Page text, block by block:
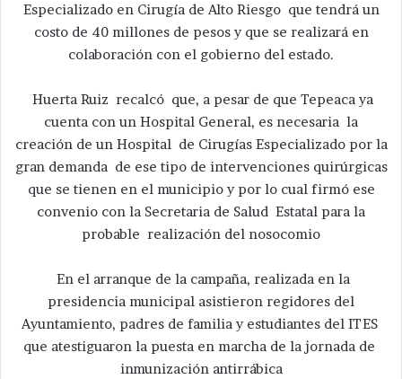
Especializado en Cirugía de Alto Riesgo que tendrá un
costo de 40 millones de pesos y que se realizará en
colaboración con el gobierno del estado.
Huerta Ruiz recalcó que, a pesar de que Tepeaca ya
cuenta con un Hospital General, es necesaria la
creación de un Hospital de Cirugías Especializado por la
gran demanda de ese tipo de intervenciones quirúrgicas
que se tienen en el municipio y por lo cual firmó ese
convenio con la Secretaria de Salud Estatal para la
probable realización del nosocomio
En el arranque de la campaña, realizada en la
presidencia municipal asistieron regidores del
Ayuntamiento, padres de familia y estudiantes del ITES
que atestiguaron la puesta en marcha de la jornada de
inmunización antirrábica